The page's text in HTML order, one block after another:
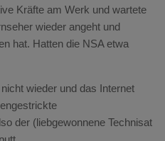
Kräfte am Werk und wartete
wieder angeht und
hat. Hatten die NSA etwa
wieder und das Internet
der (liebgewonnene Technisat